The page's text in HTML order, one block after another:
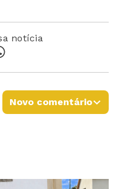
notícia
Novo comentário